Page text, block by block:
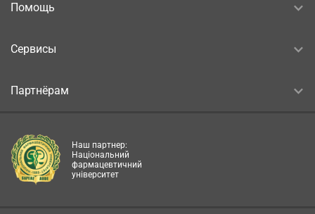
Помощь
Сервисы
Партнёрам
Наш партнер:
Національний
фармацевтичний
університет